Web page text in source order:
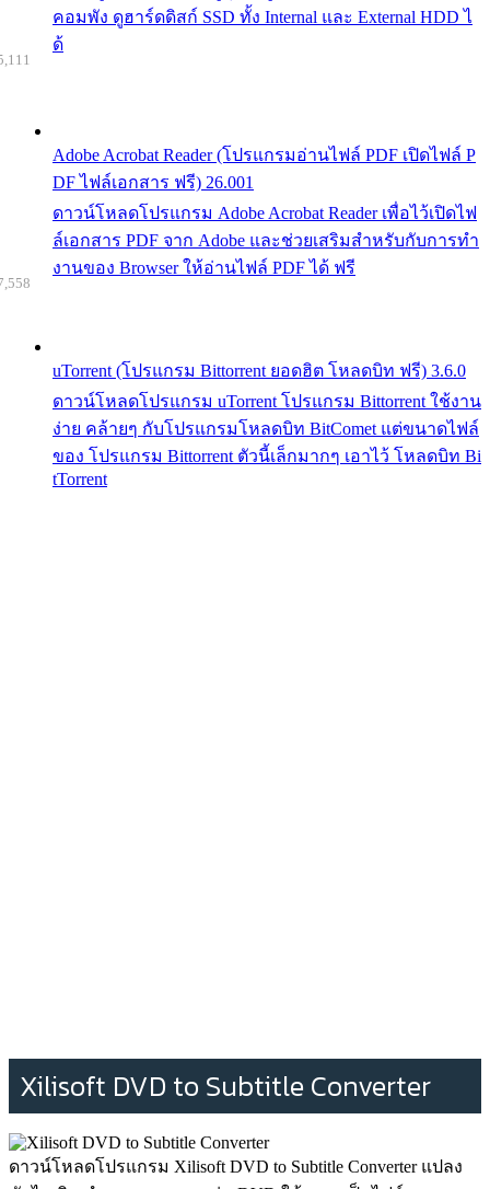
คอมพัง ดูฮาร์ดดิสก์ SSD ทั้ง Internal และ External HDD ไ
ด้
Adobe Acrobat Reader (โปรแกรมอ่านไฟล์ PDF เปิดไฟล์ P
DF ไฟล์เอกสาร ฟรี) 26.001
ดาวน์โหลดโปรแกรม Adobe Acrobat Reader เพื่อไว้เปิดไฟ
ล์เอกสาร PDF จาก Adobe และช่วยเสริมสำหรับกับการทำ
งานของ Browser ให้อ่านไฟล์ PDF ได้ ฟรี
uTorrent (โปรแกรม Bittorrent ยอดฮิต โหลดบิท ฟรี) 3.6.0
ดาวน์โหลดโปรแกรม uTorrent โปรแกรม Bittorrent ใช้งาน
ง่าย คล้ายๆ กับโปรแกรมโหลดบิท BitComet แต่ขนาดไฟล์
ของ โปรแกรม Bittorrent ตัวนี้เล็กมากๆ เอาไว้ โหลดบิท Bi
tTorrent
Xilisoft DVD to Subtitle Converter
ดาวน์โหลดโปรแกรม Xilisoft DVD to Subtitle Converter แปลง